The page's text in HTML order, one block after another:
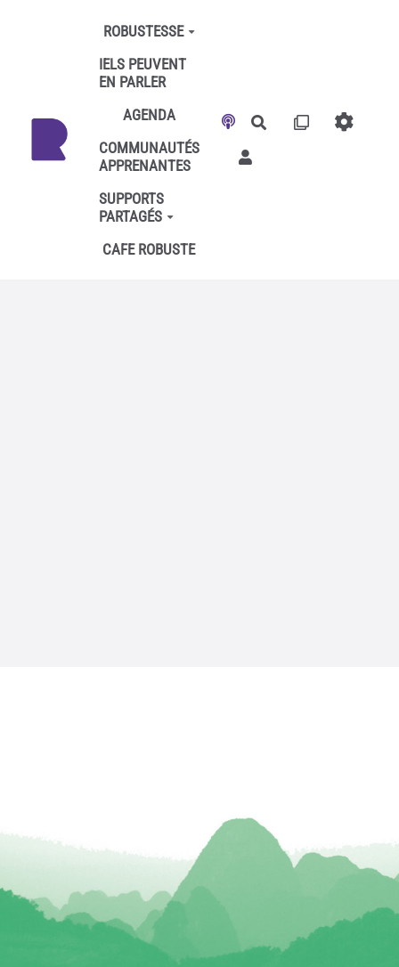
Aller au contenu principal
ROBUSTESSE
IELS PEUVENT
EN PARLER
AGENDA
COMMUNAUTÉS
APPRENANTES
SUPPORTS
PARTAGÉS
CAFE ROBUSTE
Rechercher